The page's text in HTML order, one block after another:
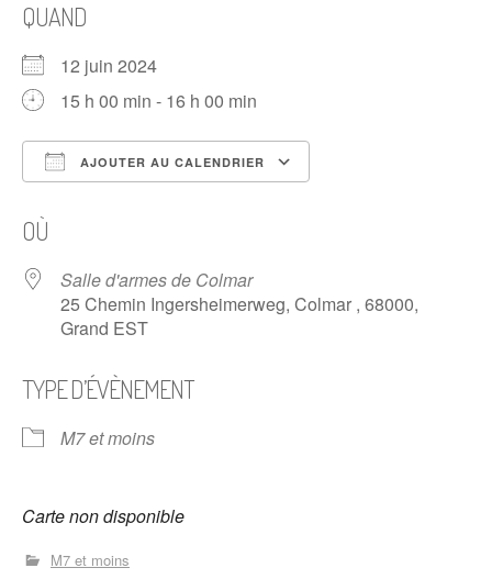
QUAND
12 juin 2024
15 h 00 min - 16 h 00 min
AJOUTER AU CALENDRIER
OÙ
Salle d'armes de Colmar
25 Chemin Ingersheimerweg, Colmar , 68000,
Grand EST
TYPE D’ÉVÈNEMENT
M7 et moins
Carte non disponible
M7 et moins